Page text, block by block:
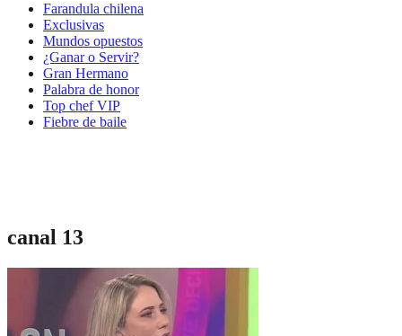
Farandula chilena
Exclusivas
Mundos opuestos
¿Ganar o Servir?
Gran Hermano
Palabra de honor
Top chef VIP
Fiebre de baile
canal 13